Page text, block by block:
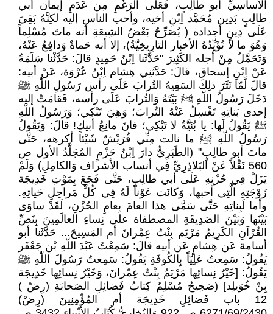
الأَساسِيِّ أبو طالِبٍ، فَعَلَى الرَغْمِ مِن عَدَمِ إيمان أبي
طالِبٍ بَدِين مُحَمَّد اِبْنِ أخيه، وأحب الناسِ إليه لٰكِنَّهُ بَقِيَ
عَلَى دِينٍ أجداده ( يُصَرِّحُ بَعْضُ الشِيعَةِ أنه ماتَ مُسْلِماً
وَهُوَ ما لا تُؤَيِّدُهُ الأخبار التارِيخِيَّةُ)، إلا أنه حَماةٌ وَدافِعٌ عَنْهُ،
وَتَحَمَّلُ مِنْ أجله الكَثِيرَ "حَدَّثَنا اِبْنُ حَمِيدٍ قالَ: حَدَّثْنا سَلَمَةُ
عَنْ اِبْنِ إسحاق، قالَ: حَدَّثَنِي هِشام اِبْنُ عُرْوَة، عَنْ أبيه:
قالَ لَمّا نَثَرَ ذٰلِكَ السَفِيهُ التُرابَ عَلَى رأس رَسُولِ اللّٰهِ ﷺ
دَخَلَ رَسُولُ اللّٰهِ ﷺ بَيْتَهُ وَالتُرابَ عَلَى رأسه، فَقامَتْ إليه
إحدى بَناتِهِ تَغْسِلُ عَنْهُ التُرابَ؛ وَهِيَ تَبْكِي؛ وَرَسُولُ اللّٰهِ
ﷺ يَقُولُ لَها: يا بُنَيَّةُ لا تَبْكِي؛ فانَ مانِعُ أبيك! قالَ: وَيَقُولُ
رَسُولُ اللّٰهِ ﷺ ما نالت مِنِّي قُرَيْشٌ شَيْئاً أكرهه، حَتَّى
ماتَ أبو طالِبٍ" (الطَبَرِيُّ دارَ اِبْنُ حَزْمٍ المُجَلَّدُ الأول ص
560 نَقْلاً عَنْ البَلاذِرِيِّ فِي أنساب الأشراف وَالكامِلِ) وَلَمْ
يَزَلْ فِي حُزْنِهِ عَلَى أبي طالِبٍ، حَتَّى فَجَعَ بِمَوْتِ خَدِيجَة
زَوْجَتِهِ الَّتِي أحبها، وَكانَت عَوْناً لَهُ فِي كُلِّ مَراحِلِ حَياتِهِ.
وأما لَبِناتِهِ حَتَّى سَمَّى هٰذا العامَ بِعامِ الحُزْنِ، لَقَدْ ساوَى
بَيْنَها وَبَيْنَ الصَدِيقَةِ المصطفاة على نِساءِ العالَمِينَ بِنَصِّ
القُرْآنِ الكَرِيمُ مَرْيَم بِنْتُ عِمْرانَ أم المَسِيحَ... حَدَّثَنا أبو
أسامة عَن هِشامٍ عَن أبيه قالَ: سَمِعْتُ عَبْدَ اللّٰهِ بْن جَعْفَر
يَقُولُ: سَمِعتُ عَلِيّاً بِالكُوفَةِ يَقُولُ: سَمِعتُ رَسُولَ اللّٰهِ ﷺ
يَقُولُ: [خَيْرُ نِسائِها مَرْيَمُ بِنْتُ عِمْرانَ، وَخَيْرُ نِسائِها خَدِيجَة
بِنْ خُوَيلِد] (صَحِيحٌ مُسْلِمٌ كِتابُ فَضائِلِ الصَحابَةِ (رِضْ )
12 باب فَضائِلِ خَدِيجَة أم المُؤْمِنِينَ (رِضْ)